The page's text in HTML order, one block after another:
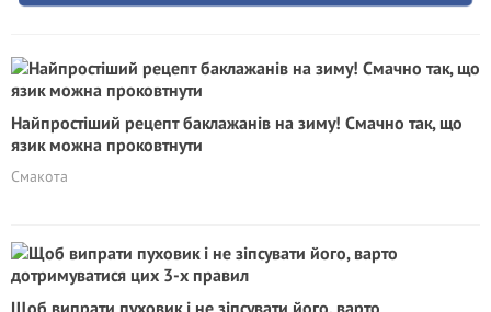
Найпростіший рецепт баклажанів на зиму! Смачно так, що
язик можна проковтнути
Смакота
Щоб випрати пуховик і не зіпсувати його, варто